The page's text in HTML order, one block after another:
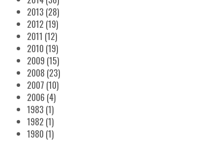
2013 (28)
2012 (19)
2011 (12)
2010 (19)
2009 (15)
2008 (23)
2007 (10)
2006 (4)
1983 (1)
1982 (1)
1980 (1)